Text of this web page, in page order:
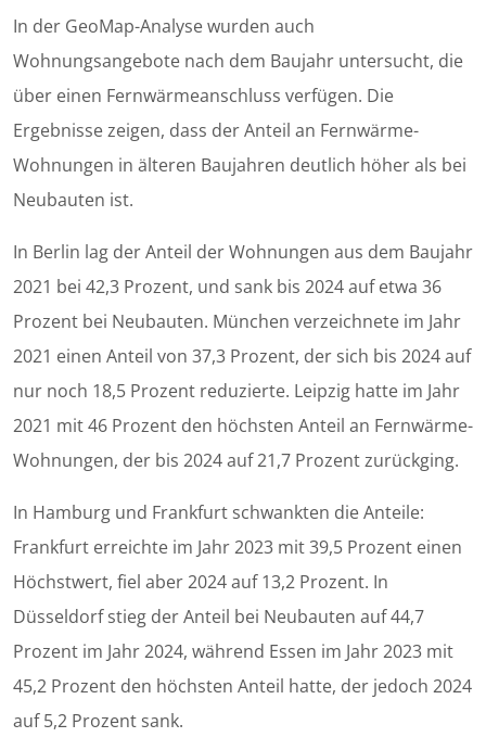
In der GeoMap-Analyse wurden auch
Wohnungsangebote nach dem Baujahr untersucht, die
über einen Fernwärmeanschluss verfügen. Die
Ergebnisse zeigen, dass der Anteil an Fernwärme-
Wohnungen in älteren Baujahren deutlich höher als bei
Neubauten ist.
In Berlin lag der Anteil der Wohnungen aus dem Baujahr
2021 bei 42,3 Prozent, und sank bis 2024 auf etwa 36
Prozent bei Neubauten. München verzeichnete im Jahr
2021 einen Anteil von 37,3 Prozent, der sich bis 2024 auf
nur noch 18,5 Prozent reduzierte. Leipzig hatte im Jahr
2021 mit 46 Prozent den höchsten Anteil an Fernwärme-
Wohnungen, der bis 2024 auf 21,7 Prozent zurückging.
In Hamburg und Frankfurt schwankten die Anteile:
Frankfurt erreichte im Jahr 2023 mit 39,5 Prozent einen
Höchstwert, fiel aber 2024 auf 13,2 Prozent. In
Düsseldorf stieg der Anteil bei Neubauten auf 44,7
Prozent im Jahr 2024, während Essen im Jahr 2023 mit
45,2 Prozent den höchsten Anteil hatte, der jedoch 2024
auf 5,2 Prozent sank.